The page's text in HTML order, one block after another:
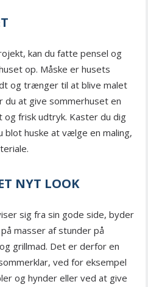
kan du fatte pensel og
op. Måske er husets
og trænger til at blive malet
at give sommerhuset en
frisk udtryk. Kaster du dig
blot huske at vælge en maling,
NYT LOOK
sig fra sin gode side, byder
masser af stunder på
grillmad. Det er derfor en
ved for eksempel
og hynder eller ved at give